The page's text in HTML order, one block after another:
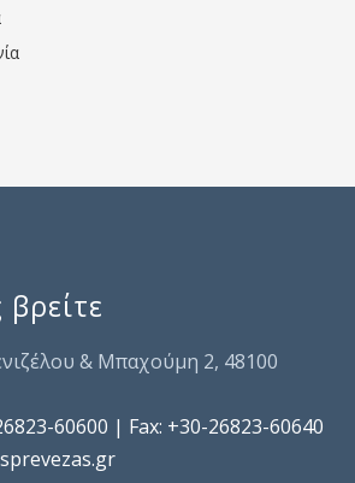
& Μπαχούμη 2, 48100
60600 | Fax: +30-26823-60640